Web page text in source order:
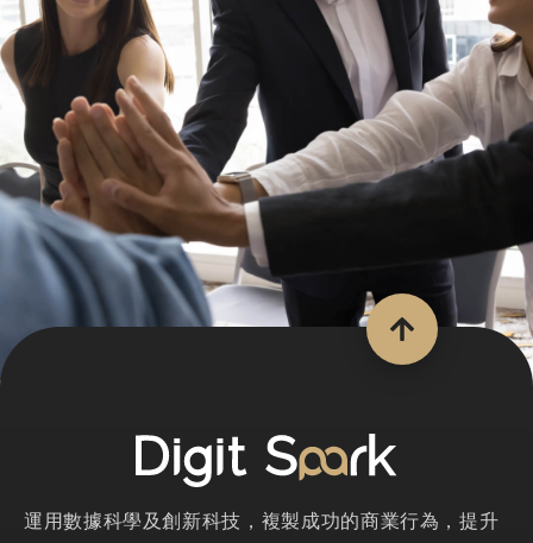
運用數據科學及創新科技，複製成功的商業行為，提升